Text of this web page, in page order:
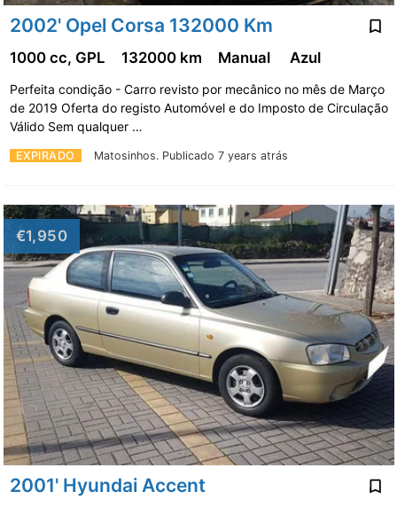
2002' Opel Corsa 132000 Km
EXPIRADO Matosinhos. Publicado 7 years atrás
1000 cc, GPL 132000 km Manual Azul
Perfeita condição - Carro revisto por mecânico no mês de Março
de 2019 Oferta do registo Automóvel e do Imposto de Circulação
Válido Sem qualquer …
€1,950
2001' Hyundai Accent